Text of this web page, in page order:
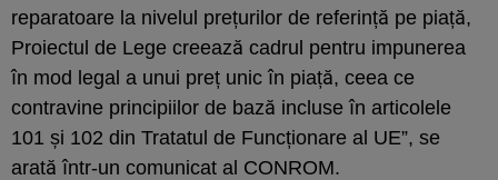
reparatoare la nivelul prețurilor de referință pe piață,
Proiectul de Lege creează cadrul pentru impunerea
în mod legal a unui preț unic în piață, ceea ce
contravine principiilor de bază incluse în articolele
101 și 102 din Tratatul de Funcționare al UE”, se
arată într-un comunicat al CONROM.